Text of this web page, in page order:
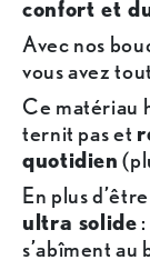
confort et
Avec nos
vous avez
Ce matériau
ternit pas et
quotidien
En plus d’être
ultra solide
s’abîment au